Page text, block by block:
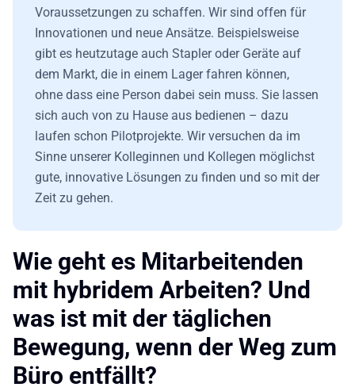
Voraussetzungen zu schaffen. Wir sind offen für
Innovationen und neue Ansätze. Beispielsweise
gibt es heutzutage auch Stapler oder Geräte auf
dem Markt, die in einem Lager fahren können,
ohne dass eine Person dabei sein muss.Sie lassen
sich auch von zu Hause aus bedienen – dazu
laufen schon Pilotprojekte. Wir versuchen da im
Sinne unserer Kolleginnen und Kollegen möglichst
gute, innovative Lösungen zu finden und so mit der
Zeit zu gehen.
Wie geht es Mitarbeitenden
mit hybridem Arbeiten? Und
was ist mit der täglichen
Bewegung, wenn der Weg zum
Büro entfällt?